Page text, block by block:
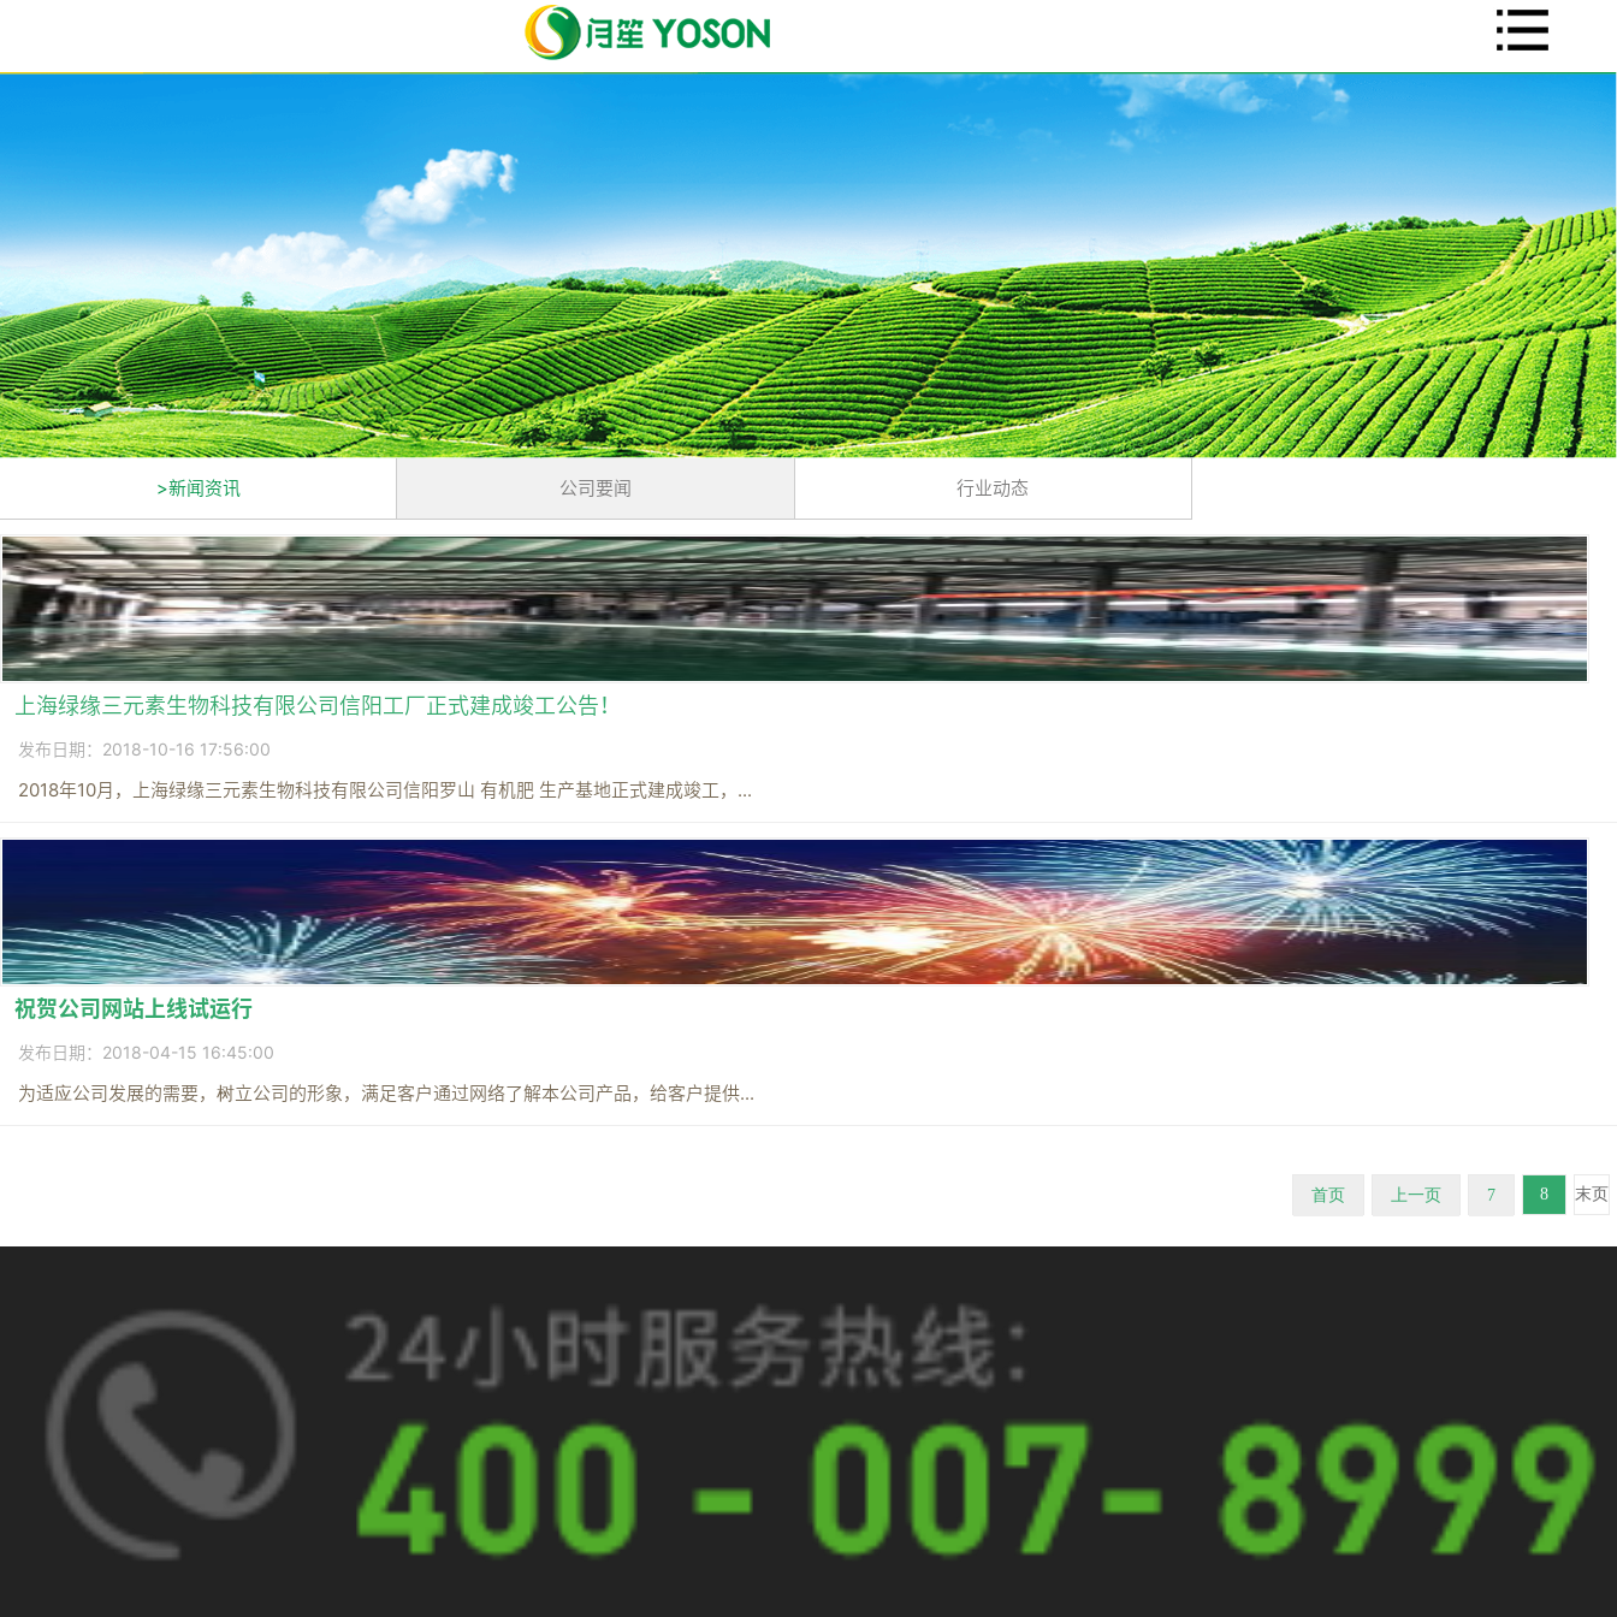
>新闻资讯 公司要闻 行业动态
上海绿缘三元素生物科技有限公司信阳工厂正式建成竣工公告！
发布日期：2018-10-16 17:56:00
2018年10月，上海绿缘三元素生物科技有限公司信阳罗山 有机肥 生产基地正式建成竣工，...
祝贺公司网站上线试运行
发布日期：2018-04-15 16:45:00
为适应公司发展的需要，树立公司的形象，满足客户通过网络了解本公司产品，给客户提供...
首页 上一页 7 8 末页